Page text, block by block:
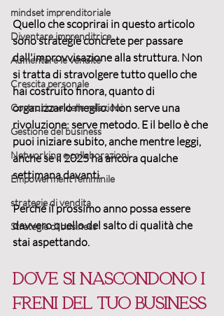
mindset imprenditoriale
Diventare imprenditrice
Aumentare le vendite
Crescita personale
Costruzione delle relazioni
Gestione del business
Networking e collaborazioni
Empowerment femminile
strategie di vendita
Strategie di business
Quello che scoprirai in questo articolo
sono strategie concrete per passare
dall'improvvisazione alla struttura. Non
si tratta di stravolgere tutto quello che
hai costruito finora, quanto di
organizzarlo meglio. Non serve una
rivoluzione: serve metodo. E il bello è che
puoi iniziare subito, anche mentre leggi,
anche se il 2025 ha ancora qualche
settimana davanti.
Perché il prossimo anno possa essere
davvero quello del salto di qualità che
stai aspettando.
Dove si nascondono i
freni del tuo business